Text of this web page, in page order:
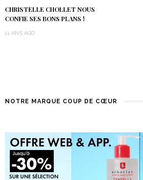
CHRISTELLE CHOLLET NOUS
CONFIE SES BONS PLANS !
11 ANS AGO
NOTRE MARQUE COUP DE CŒUR